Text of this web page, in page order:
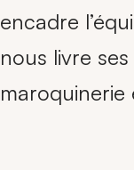
encadre
nous livre
maroquinerie